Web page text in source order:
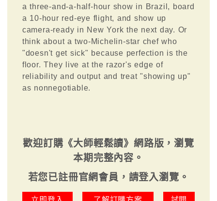
a three-and-a-half-hour show in Brazil, board
a 10-hour red-eye flight, and show up
camera-ready in New York the next day. Or
think about a two-Michelin-star chef who
"doesn't get sick" because perfection is the
floor. They live at the razor's edge of
reliability and output and treat "showing up"
as nonnegotiable.
歡迎訂購《大師輕鬆讀》網路版，瀏覽
本期完整內容。
若您已註冊官網會員，請登入瀏覽。